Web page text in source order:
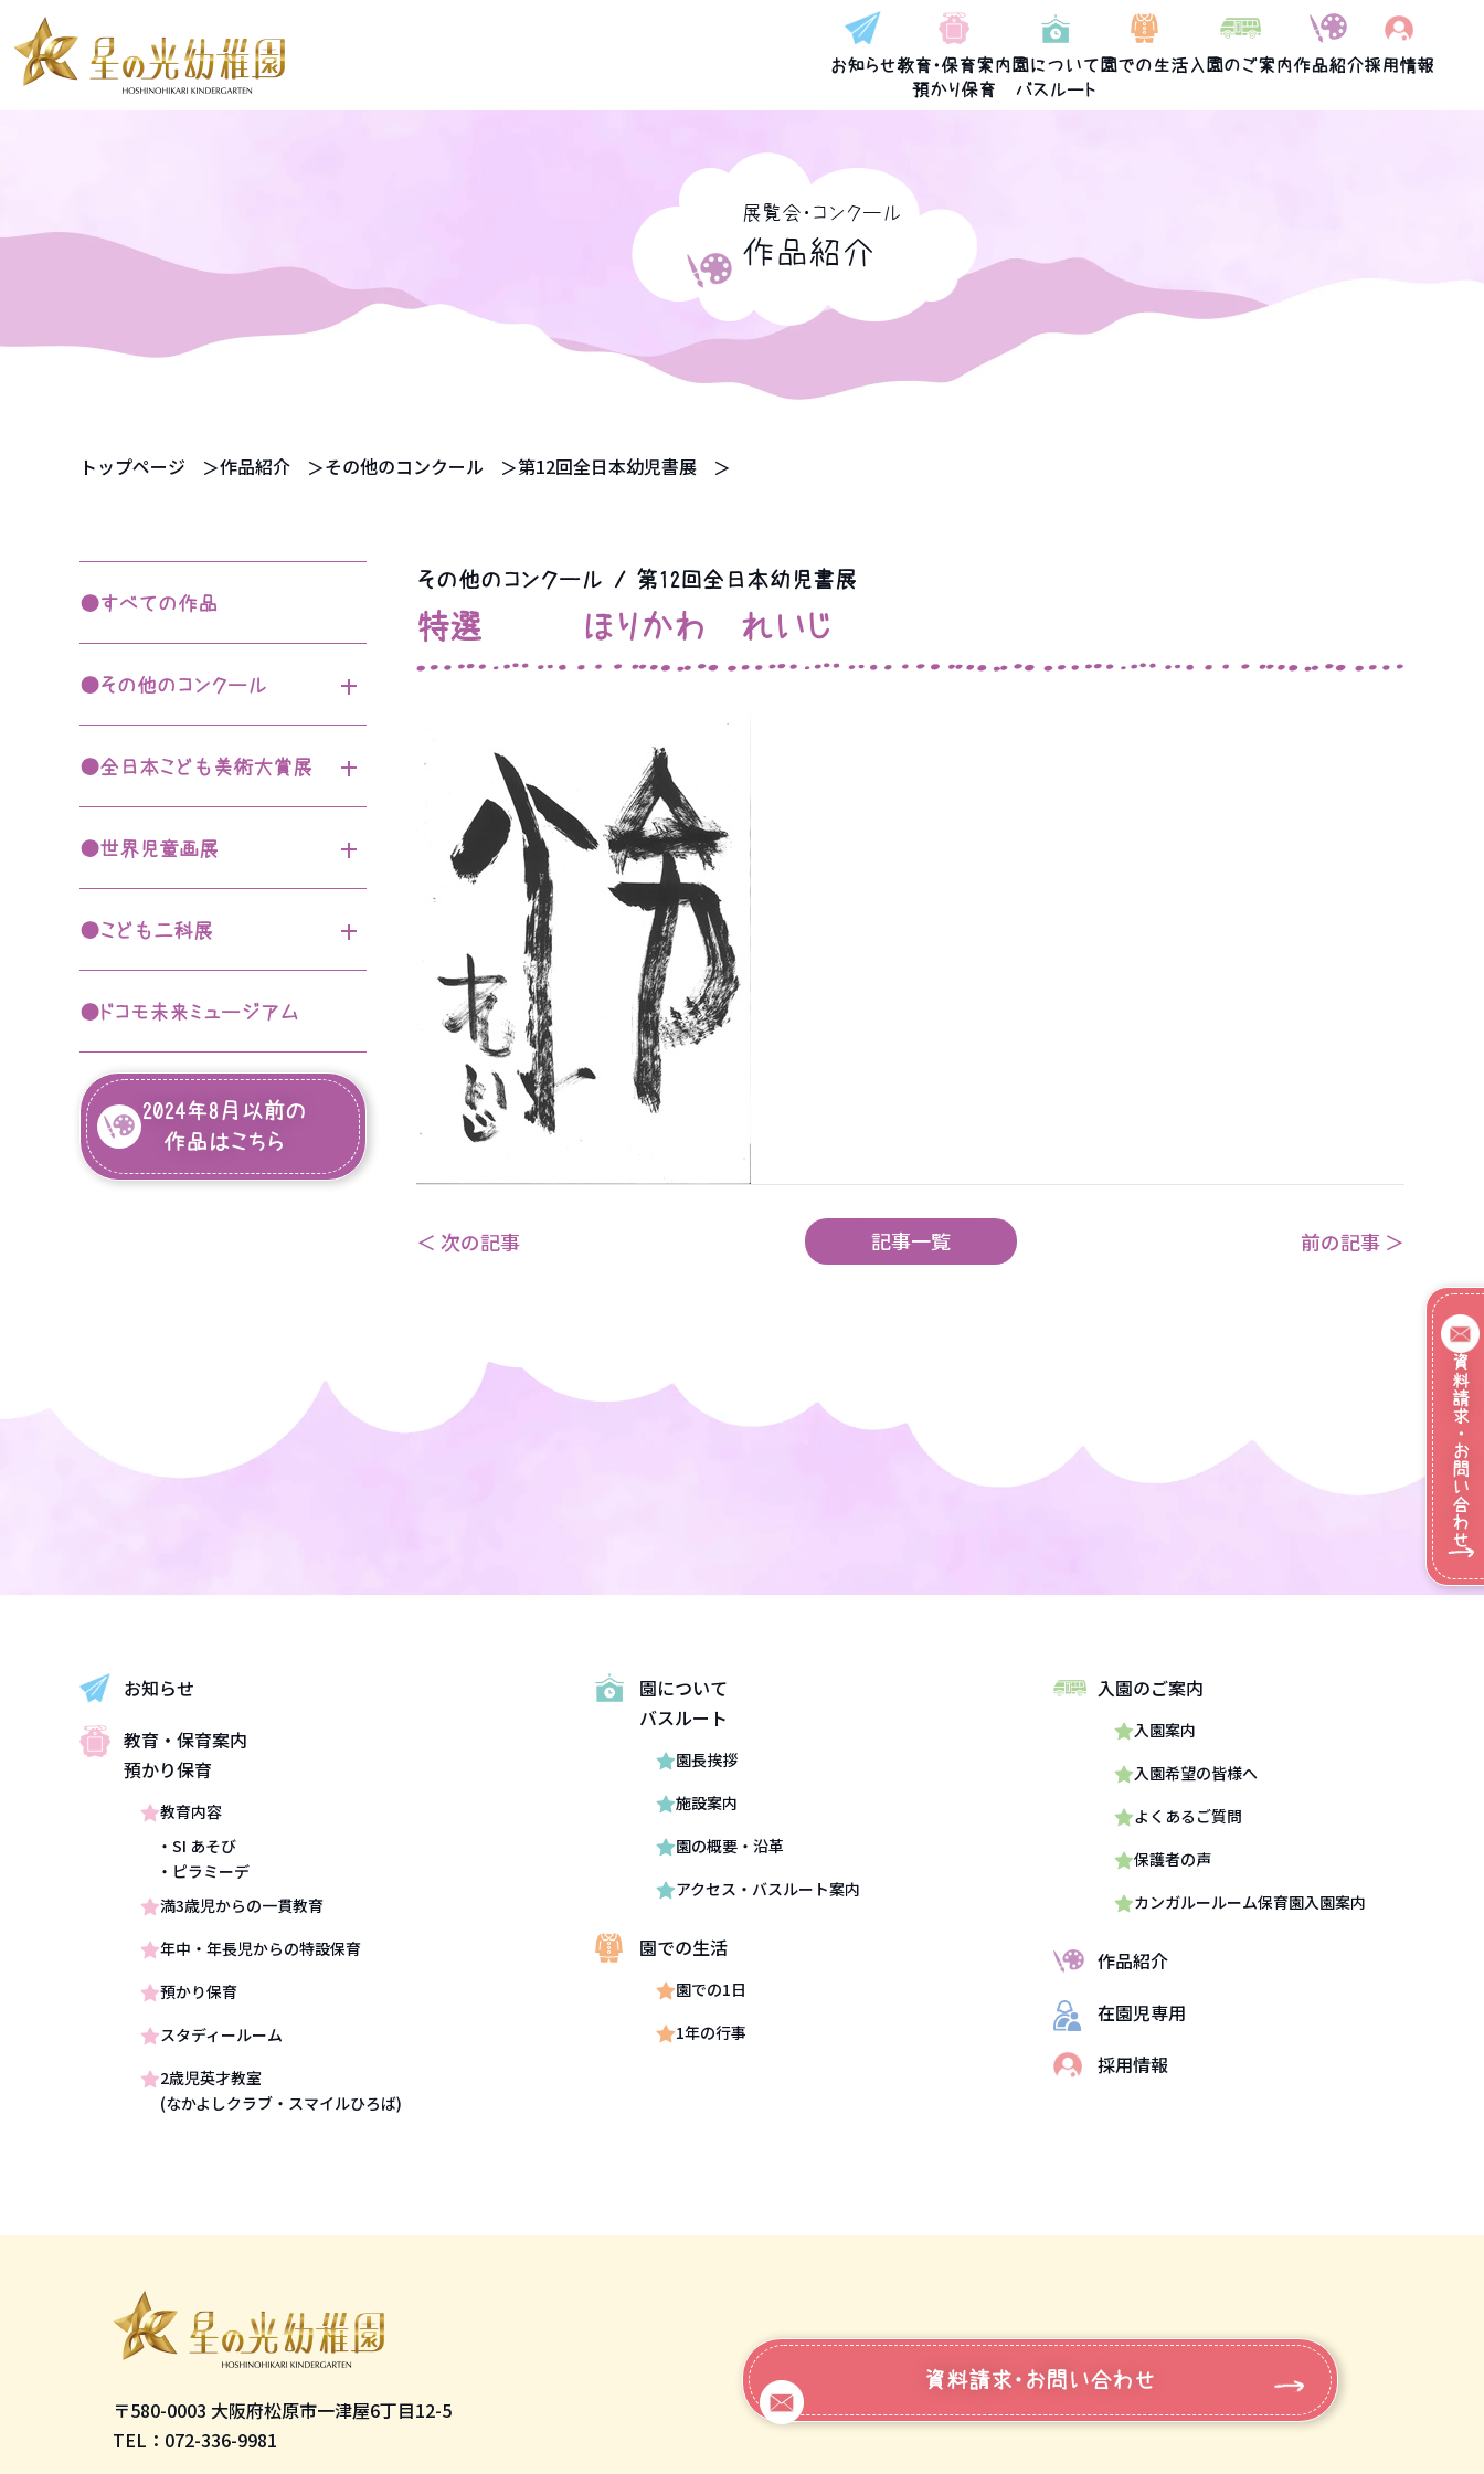
資料請求・お問い合わせ
お知らせ教育・保育案内
預かり保育
園について
バスルート
園での生活 入園のご案内作品紹介採用情報
お知らせ
ピラミーデ
年中・年長児からの特設保育
園について
バスルート
入園案内
入園希望の皆様へ
よくあるご質問
採用情報
展覧会・コンクール
作品紹介
トップページ 作品紹介 その他のコンクール 第12回全日本幼児書展
●すべての作品
●その他のコンクール
第12回全日本幼児書展
大阪府（歯の保健）図画・ポ
スターコンクール
伊丹一句
目指せ！ルーブルこども絵画
コンクール
●全日本こども美術大賞展
第49回入賞作品
第50回入賞作品
●世界児童画展
第55回入賞作品
第56回入賞作品
●こども二科展
第73回入賞作品
第74回入選作品
●ドコモ未来ミュージアム
2024年8月以前の
作品はこちら
その他のコンクール / 第12回全日本幼児書展
特選 ほりかわ れいじ
＜ 次の記事 記事一覧 前の記事 ＞
お知らせ
教育・保育案内
預かり保育
教育内容
・SI あそび
・ピラミーデ
満3歳児からの一貫教育
年中・年長児からの特設保育
預かり保育
スタディールーム
2歳児英才教室
(なかよしクラブ・スマイルひろば)
園について
バスルート
園長挨拶
施設案内
園の概要・沿革
アクセス・バスルート案内
園での生活
園での1日
1年の行事
入園のご案内
入園案内
入園希望の皆様へ
よくあるご質問
保護者の声
カンガルールーム保育園入園案内
作品紹介
在園児専用
採用情報
〒580-0003 大阪府松原市一津屋6丁目12-5
TEL：072-336-9981
資料請求・お問い合わせ